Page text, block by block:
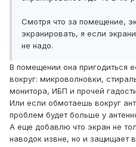
Смотря что за помещение,
экранировать, я если
не надо.
В помещении она пригодиться
вокруг: микроволновки,
монитора, ИБП и прочей
Или если обмотаешь вокруг
проблем будет больше у
А еще добавлю что экран не
наводок извне, но и защищает